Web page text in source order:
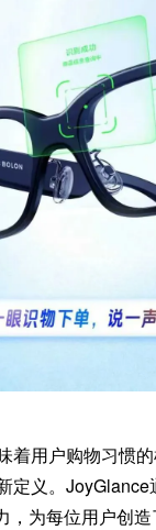
着用户购物习惯
定义。JoyGlance
，为每位用户创